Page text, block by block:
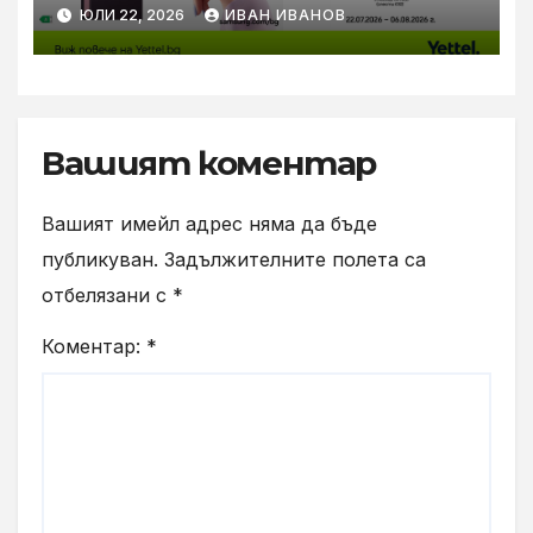
Flip8, Fold8 и Fold8 Ultra
ЮЛИ 22, 2026 ИВАН ИВАНОВ
Вашият коментар
Вашият имейл адрес няма да бъде
публикуван. Задължителните полета са
отбелязани с *
Коментар: *